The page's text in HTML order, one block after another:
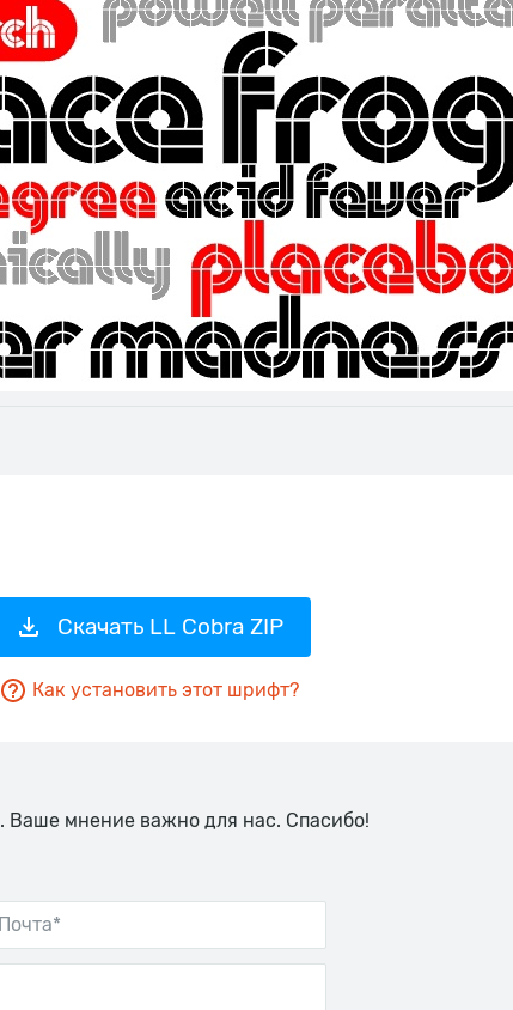
Скачать LL Cobra ZIP
Как установить этот шрифт?
Ваше мнение важно для нас. Спасибо!